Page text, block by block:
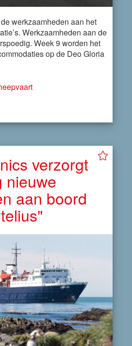
werkzaamheden aan het
Werkzaamheden aan de
Week 9 worden het
op de Deo Gloria
verzorgt
nieuwe
aan boord